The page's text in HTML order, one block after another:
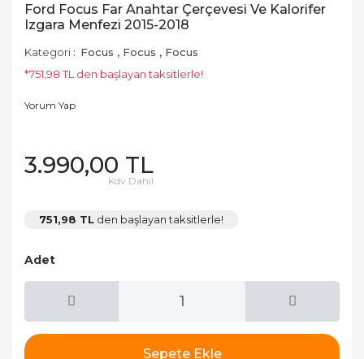
Ford Focus Far Anahtar Çerçevesi Ve Kalorifer
Izgara Menfezi 2015-2018
Kategori Focus , Focus , Focus
*751,98 TL den başlayan taksitlerle!
Yorum Yap
3.990,00 TL
Kdv Dahil
751,98 TL den başlayan taksitlerle!
Adet
Sepete Ekle